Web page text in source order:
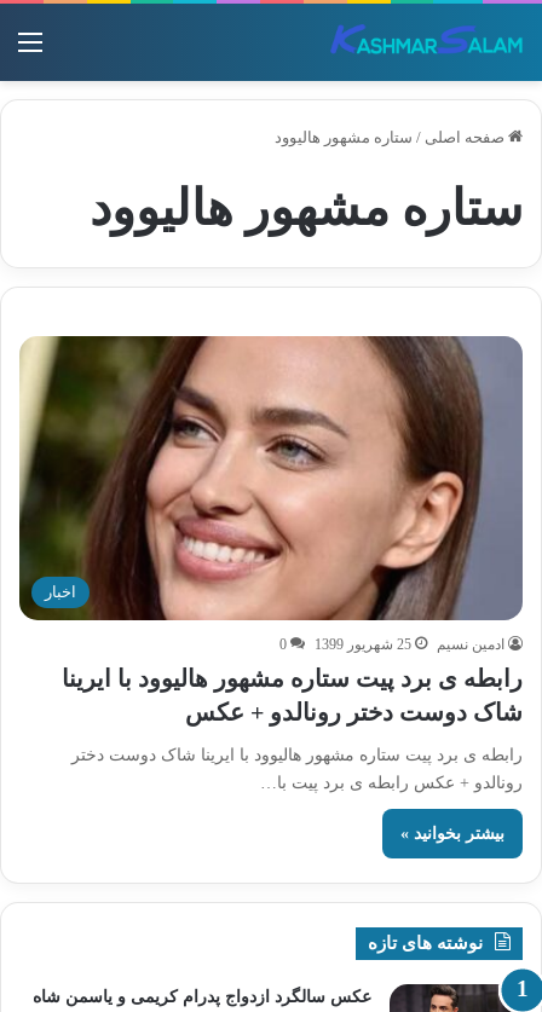
صفحه اصلی / ستاره مشهور هالیوود
ستاره مشهور هالیوود
اخبار
ادمین نسیم 25 شهریور 1399 0
رابطه ی برد پیت ستاره مشهور هالیوود با ایرینا
شاک دوست دختر رونالدو + عکس
رابطه ی برد پیت ستاره مشهور هالیوود با ایرینا شاک دوست دختر
رونالدو + عکس رابطه ی برد پیت با…
بیشتر بخوانید »
نوشته های تازه
عکس سالگرد ازدواج پدرام کریمی و یاسمن شاه‌